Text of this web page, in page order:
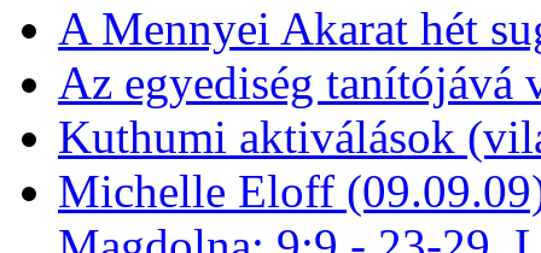
A Mennyei Akarat hét
Az egyediség tanítójává
Kuthumi aktiválások
Michelle Eloff